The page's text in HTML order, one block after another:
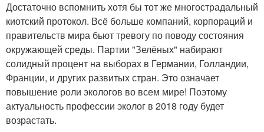
Достаточно вспомнить хотя бы тот же многострадальный
киотский протокол. Всё больше компаний, корпораций и
правительств мира бьют тревогу по поводу состояния
окружающей среды. Партии "Зелёных" набирают
солидный процент на выборах в Германии, Голландии,
Франции, и других развитых стран. Это означает
повышение роли экологов во всем мире! Поэтому
актуальность профессии эколог в 2018 году будет
возрастать.